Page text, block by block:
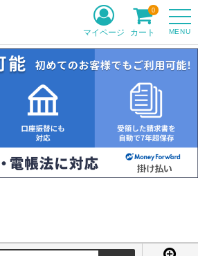
MENU
マイページ カート
0